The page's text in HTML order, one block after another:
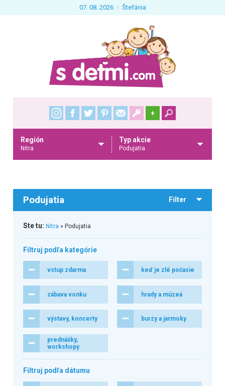
07. 08. 2026 Štefánia
+
Región
Nitra
Typ akcie
Podujatia
Podujatia Filter
Ste tu: Nitra » Podujatia
Filtruj podľa kategórie
vstup zdarma keď je zlé počasie
zábava vonku hrady a múzeá
výstavy, koncerty burzy a jarmoky
prednášky,
workshopy
Filtruj podľa dátumu